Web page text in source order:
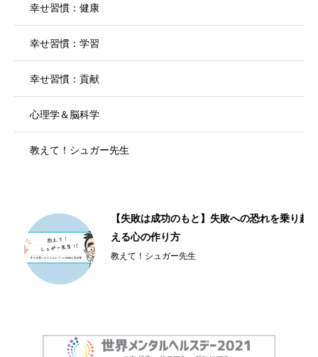
幸せ習慣：健康
幸せ習慣：学習
幸せ習慣：貢献
心理学＆脳科学
教えて！シュガー先生
【失敗は成功のもと】失敗への恐れを乗り越
える心の作り方
教えて！シュガー先生